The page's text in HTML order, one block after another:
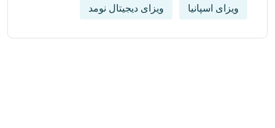
ویزای اسپانیا ویزای دیجیتال نومد